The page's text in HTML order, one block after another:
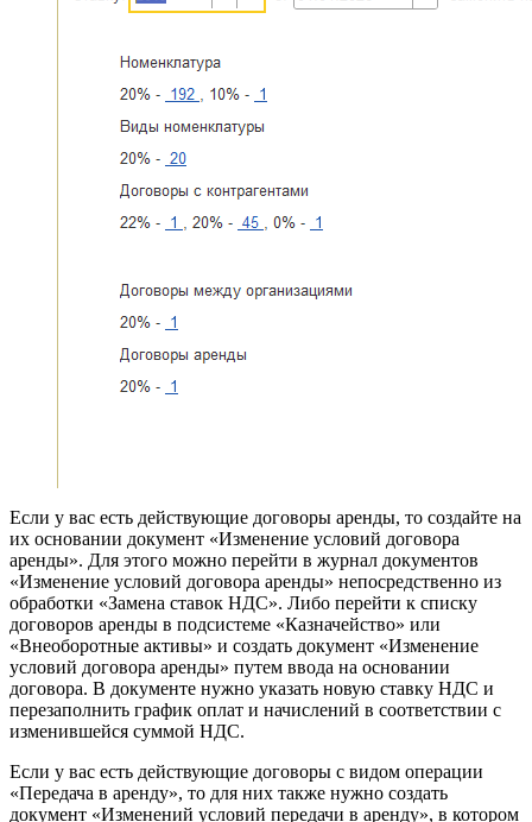
Если у вас есть действующие договоры аренды, то создайте на
их основании документ «Изменение условий договора
аренды». Для этого можно перейти в журнал документов
«Изменение условий договора аренды» непосредственно из
обработки «Замена ставок НДС». Либо перейти к списку
договоров аренды в подсистеме «Казначейство» или
«Внеоборотные активы» и создать документ «Изменение
условий договора аренды» путем ввода на основании
договора. В документе нужно указать новую ставку НДС и
перезаполнить график оплат и начислений в соответствии с
изменившейся суммой НДС.
Если у вас есть действующие договоры с видом операции
«Передача в аренду», то для них также нужно создать
документ «Изменений условий передачи в аренду», в котором